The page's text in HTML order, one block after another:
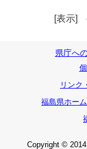
[表示]
県庁へ
リンク
福島県ホー
Copyright ©